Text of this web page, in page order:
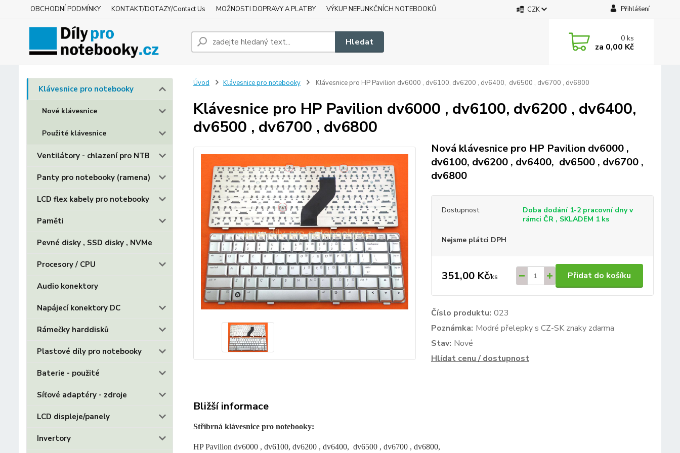
OBCHODNÍ PODMÍNKY KONTAKT/DOTAZY/Contact Us MOŽNOSTI DOPRAVY A PLATBY VÝKUP NEFUNKČNÍCH NOTEBOOKŮ CZK Přihlášení
Hledat 0ks
za 0,00 Kč
Klávesnice pro notebooky
Nové klávesnice
Použité klávesnice
Ventilátory - chlazení pro NTB
Panty pro notebooky (ramena)
LCD flex kabely pro notebooky
Paměti
Pevné disky , SSD disky , NVMe
Procesory / CPU
Audio konektory
Napájecí konektory DC
Rámečky harddisků
Plastové díly pro notebooky
Baterie - použité
Síťové adaptéry - zdroje
LCD displeje/panely
Invertory
Úvod Klávesnice pro notebooky Klávesnice pro HP Pavilion dv6000 , dv6100, dv6200 , dv6400, dv6500 , dv6700 , dv6800
Klávesnice pro HP Pavilion dv6000 , dv6100, dv6200 , dv6400,
dv6500 , dv6700 , dv6800
Nová klávesnice pro HP Pavilion dv6000 ,
dv6100, dv6200 , dv6400, dv6500 , dv6700 ,
dv6800
Dostupnost
Doba dodání 1-2 pracovní dny v
rámci ČR , SKLADEM 1 ks
Nejsme plátci DPH
351,00 Kč/ks Přidat do košíku
Číslo produktu: 023
Poznámka: Modré přelepky s CZ-SK znaky zdarma
Stav: Nové
Hlídat cenu / dostupnost
Bližší informace
Stříbrná klávesnice pro notebooky:
HP Pavilion dv6000 , dv6100, dv6200 , dv6400, dv6500 , dv6700 , dv6800,